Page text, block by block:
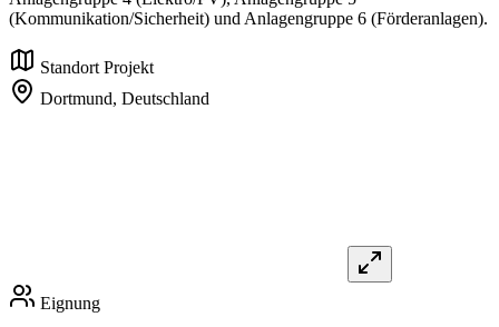
(Kommunikation/Sicherheit) und Anlagengruppe 6 (Förderanlagen).
Standort Projekt
Dortmund, Deutschland
Eignung